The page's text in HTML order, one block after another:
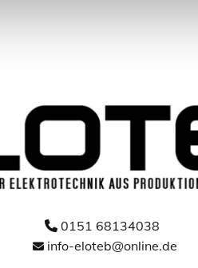
 0151 68134038
 info-eloteb@online.de